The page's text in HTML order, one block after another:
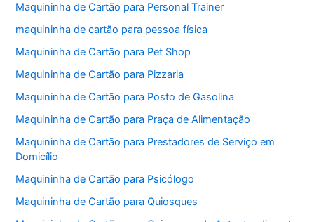
Maquininha de Cartão para Personal Trainer
maquininha de cartão para pessoa física
Maquininha de Cartão para Pet Shop
Maquininha de Cartão para Pizzaria
Maquininha de Cartão para Posto de Gasolina
Maquininha de Cartão para Praça de Alimentação
Maquininha de Cartão para Prestadores de Serviço em
Domicílio
Maquininha de Cartão para Psicólogo
Maquininha de Cartão para Quiosques